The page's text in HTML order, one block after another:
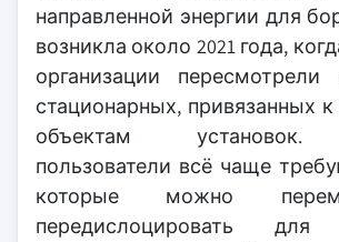
направленной энергии для
возникла около 2021 года,
организации пересмотрели
стационарных, привязанных
объектам установок.
пользователи всё чаще
которые можно
передислоцировать для